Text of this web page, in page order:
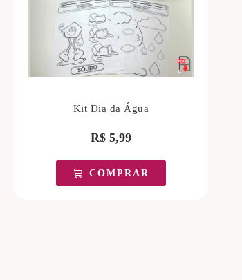
Kit Dia da Água
R$ 5,99
COMPRAR